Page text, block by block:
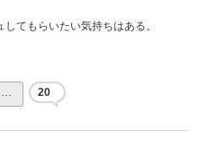
てもらいたい気持ちはある。
… 20